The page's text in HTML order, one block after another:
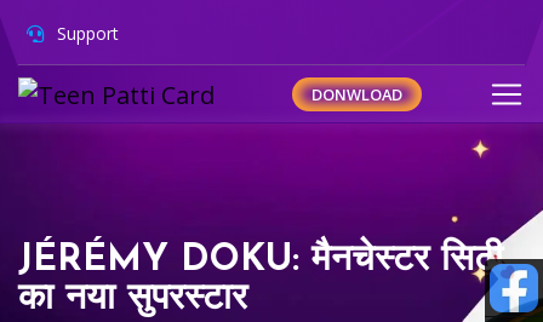
Support
DONWLOAD
JÉRÉMY DOKU: मैनचेस्टर सिटी
का नया सुपरस्टार